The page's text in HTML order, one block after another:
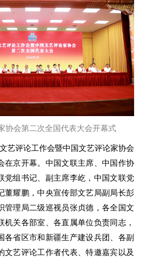
协会第二次全国代表大会开幕式
评论工作会暨中国文艺评论家协会
在京开幕。中国文联主席、中国作协
党组书记、副主席李屹，中国文联党
董耀鹏，中央宣传部文艺局副局长彭
管理局二级巡视员张贞德，各全国文
机关各部室、各直属单位负责同志，
各省区市和新疆生产建设兵团、各副
文艺评论工作者代表、特邀嘉宾以及